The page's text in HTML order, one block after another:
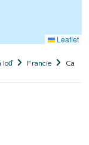
Leaflet
loď Francie Cap